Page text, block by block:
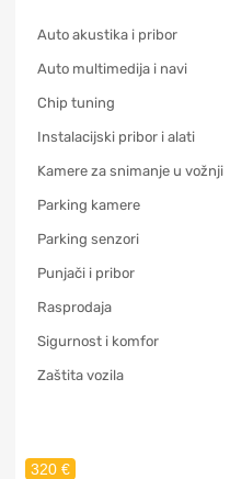
Auto akustika i pribor
Auto multimedija i navi
Chip tuning
Instalacijski pribor i alati
Kamere za snimanje u vožnji
Parking kamere
Parking senzori
Punjači i pribor
Rasprodaja
Sigurnost i komfor
Zaštita vozila
320 €